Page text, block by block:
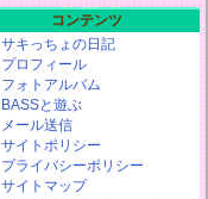
コンテンツ
サキっちょの日記
プロフィール
フォトアルバム
BASSと遊ぶ
メール送信
サイトポリシー
プライバシーポリシー
サイトマップ